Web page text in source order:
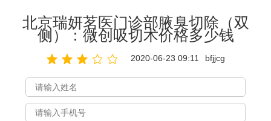
北京瑞妍茗医门诊部腋臭切除（双
侧）：微创吸切术价格多少钱
2020-06-23 09:11 bfjjcg